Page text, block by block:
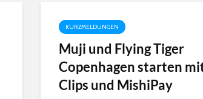
KURZMELDUNGEN
Muji und Flying Tiger
Copenhagen starten
Clips und MishiPay